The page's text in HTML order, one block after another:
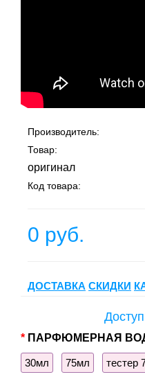
Производитель:
Товар:
оригинал
Код товара:
0 руб.
ДОСТАВКА СКИДКИ
ПАРФЮМЕРНАЯ
30мл 75мл тестер